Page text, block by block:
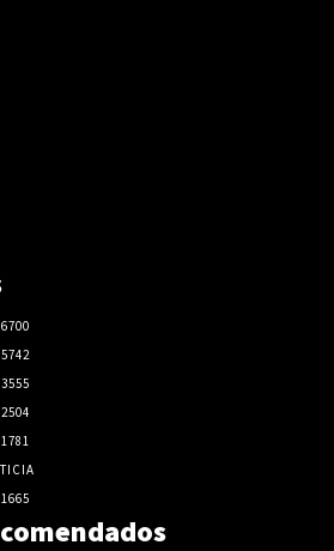
6700
5742
3555
2504
1781
1665